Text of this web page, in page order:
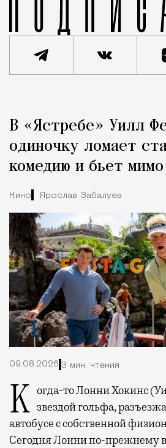
Город
В «Ястребе» Уилл
одиночку ломает
комедию и бьет
Кино Ярослав Забалуев
09.08.2026 3 мин. чтения
Когда-то Лонни Хокинс (Уилл Феррелл) был звездой гольфа,
автобусе с собственной
Сегодня Лонни по-прежнему в